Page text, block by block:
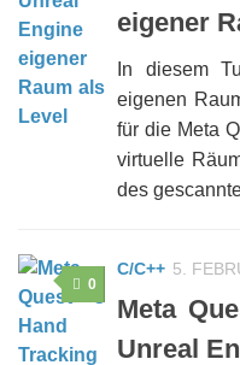
eigener
In diesem
eigenen
für die Meta
virtuelle
des
0
C/C++ 5.
Meta
Unreal